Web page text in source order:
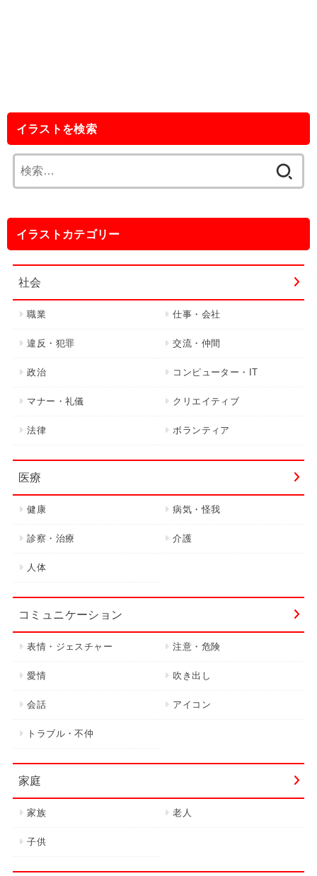
イラストを検索
索:
イラストカテゴリー
社会
職業 仕事・会社
違反・犯罪 交流・仲間
政治 コンピューター・IT
マナー・礼儀 クリエイティブ
法律 ボランティア
医療
健康 病気・怪我
診察・治療 介護
人体
コミュニケーション
表情・ジェスチャー 注意・危険
愛情 吹き出し
会話 アイコン
トラブル・不仲
家庭
家族 老人
子供